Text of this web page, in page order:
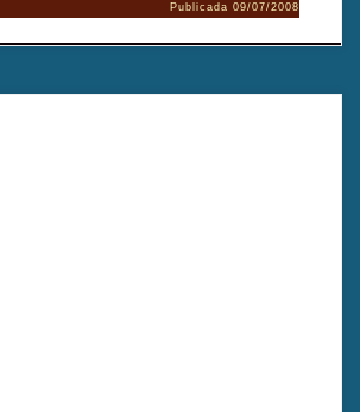
Publicada09/07/2008